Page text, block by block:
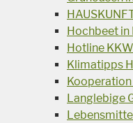
Hochbeet in
Hotline
Klimatipps
Langlebige